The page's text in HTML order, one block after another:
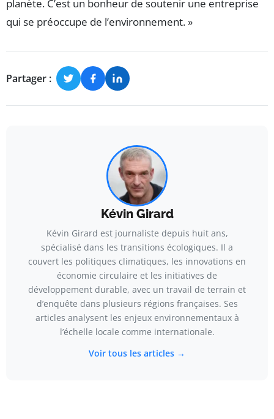
planète. C’est un bonheur de soutenir une entreprise
qui se préoccupe de l’environnement. »
Partager :
Kévin Girard
Kévin Girard est journaliste depuis huit ans,
spécialisé dans les transitions écologiques. Il a
couvert les politiques climatiques, les innovations en
économie circulaire et les initiatives de
développement durable, avec un travail de terrain et
d’enquête dans plusieurs régions françaises. Ses
articles analysent les enjeux environnementaux à
l’échelle locale comme internationale.
Voir tous les articles →